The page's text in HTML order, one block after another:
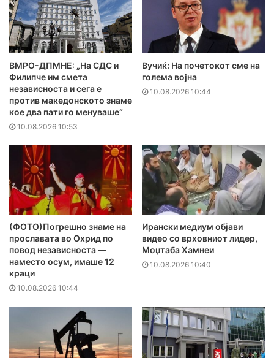
ВМРО-ДПМНЕ: „На СДС и
Филипче им смета
независноста и сега е
против македонското знаме
кое два пати го менуваше“
10.08.2026 10:53
Вучиќ: На почетокот сме на
голема војна
10.08.2026 10:44
(ФОТО)Погрешно знаме на
прославата во Охрид по
повод независноста —
наместо осум, имаше 12
краци
10.08.2026 10:44
Ирански медиум објави
видео со врховниот лидер,
Моџтаба Хамнеи
10.08.2026 10:40